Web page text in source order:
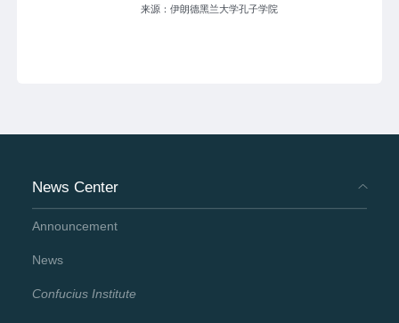
来源：伊朗德黑兰大学孔子学院
News Center
Announcement
News
Confucius Institute